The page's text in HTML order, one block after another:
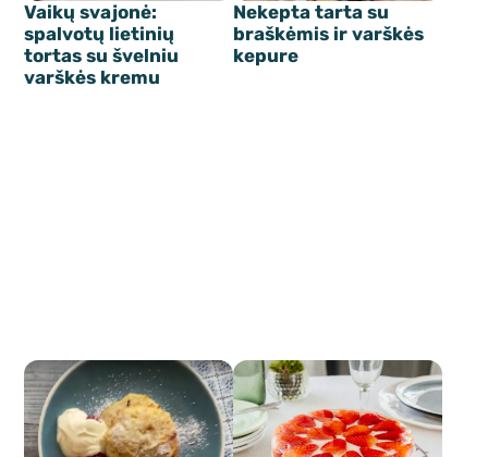
Vaikų svajonė:
spalvotų lietinių
tortas su švelniu
varškės kremu
Nekepta tarta su
braškėmis ir varškės
kepure